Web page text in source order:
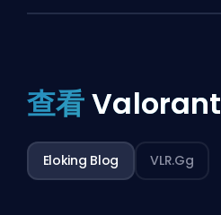
查看Valorant
Eloking Blog VLR.gg